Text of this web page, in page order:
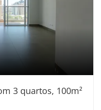
3 quartos, 100m²